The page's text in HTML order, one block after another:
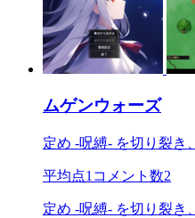
ムゲンウォーズ
定め -呪縛- を切り裂き
平均点1 コメント数2
定め -呪縛- を切り裂